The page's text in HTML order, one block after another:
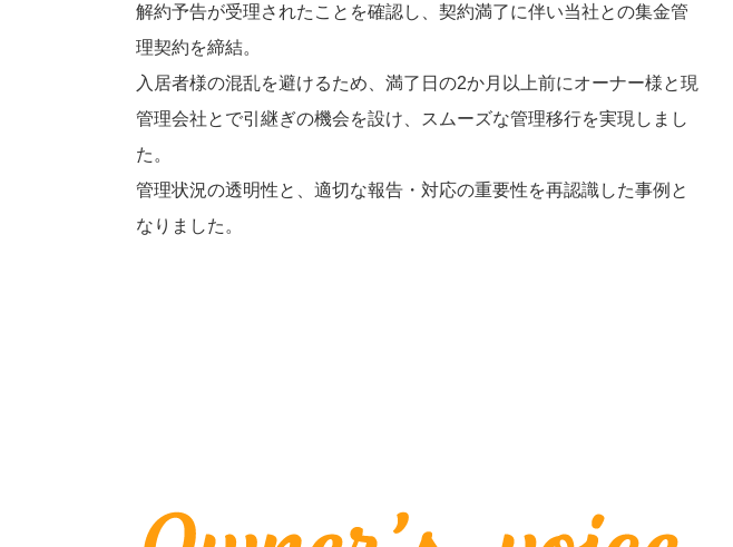
解約予告が受理されたことを確認し、契約満了に伴い当社との集金管
理契約を締結。
入居者様の混乱を避けるため、満了日の2か月以上前にオーナー様と現
管理会社とで引継ぎの機会を設け、スムーズな管理移行を実現しまし
た。
管理状況の透明性と、適切な報告・対応の重要性を再認識した事例と
なりました。